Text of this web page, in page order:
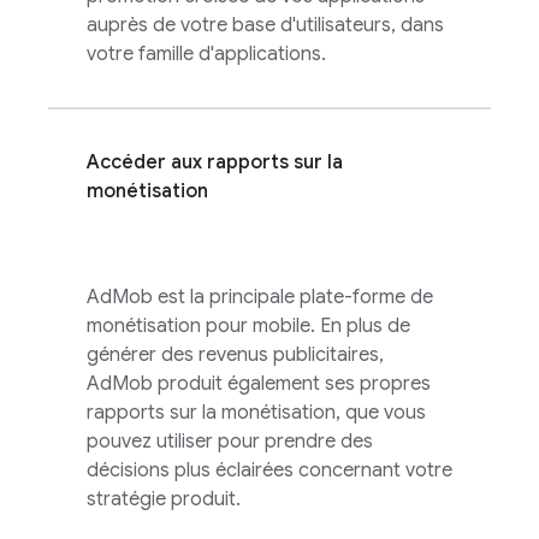
auprès de votre base d'utilisateurs, dans
votre famille d'applications.
Accéder aux rapports sur la
monétisation
AdMob est la principale plate-forme de
monétisation pour mobile. En plus de
générer des revenus publicitaires,
AdMob produit également ses propres
rapports sur la monétisation, que vous
pouvez utiliser pour prendre des
décisions plus éclairées concernant votre
stratégie produit.